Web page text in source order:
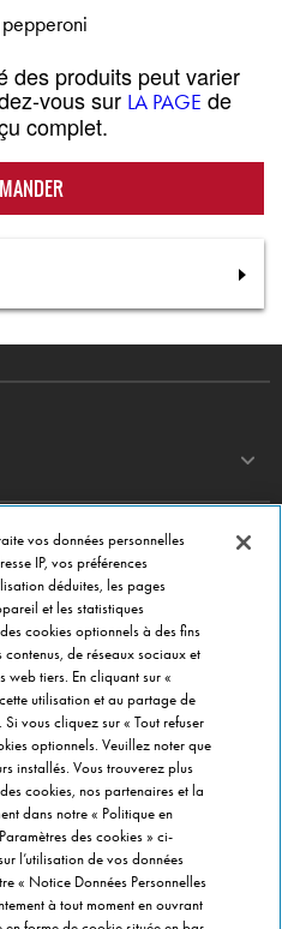
des produits peut varier
vous sur LA PAGE de
complet.
vos données personnelles
IP, vos préférences
déduites, les pages
et les statistiques
cookies optionnels à des fins
de réseaux sociaux et
web tiers. En cliquant sur «
utilisation et au partage de
vous cliquez sur « Tout refuser
optionnels. Veuillez noter que
installés. Vous trouverez plus
cookies, nos partenaires et la
dans notre « Politique en
des cookies » ci-
l’utilisation de vos données
« Notice Données Personnelles
à tout moment en ouvrant